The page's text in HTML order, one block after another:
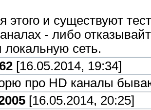
этого и существуют
- либо
локальную сеть.
[16.05.2014, 19:34]
про HD каналы
[16.05.2014, 20:25]